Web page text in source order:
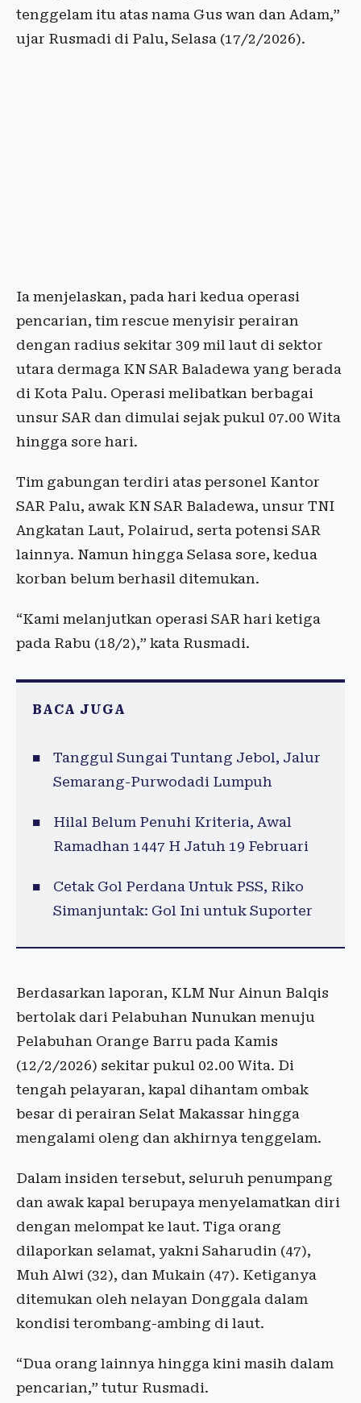
tenggelam itu atas nama Gus wan dan Adam,”
ujar Rusmadi di Palu, Selasa (17/2/2026).
Ia menjelaskan, pada hari kedua operasi
pencarian, tim rescue menyisir perairan
dengan radius sekitar 309 mil laut di sektor
utara dermaga KN SAR Baladewa yang berada
di Kota Palu. Operasi melibatkan berbagai
unsur SAR dan dimulai sejak pukul 07.00 Wita
hingga sore hari.
Tim gabungan terdiri atas personel Kantor
SAR Palu, awak KN SAR Baladewa, unsur TNI
Angkatan Laut, Polairud, serta potensi SAR
lainnya. Namun hingga Selasa sore, kedua
korban belum berhasil ditemukan.
“Kami melanjutkan operasi SAR hari ketiga
pada Rabu (18/2),” kata Rusmadi.
BACA JUGA
Tanggul Sungai Tuntang Jebol, Jalur
Semarang-Purwodadi Lumpuh
Hilal Belum Penuhi Kriteria, Awal
Ramadhan 1447 H Jatuh 19 Februari
Cetak Gol Perdana Untuk PSS, Riko
Simanjuntak: Gol Ini untuk Suporter
Berdasarkan laporan, KLM Nur Ainun Balqis
bertolak dari Pelabuhan Nunukan menuju
Pelabuhan Orange Barru pada Kamis
(12/2/2026) sekitar pukul 02.00 Wita. Di
tengah pelayaran, kapal dihantam ombak
besar di perairan Selat Makassar hingga
mengalami oleng dan akhirnya tenggelam.
Dalam insiden tersebut, seluruh penumpang
dan awak kapal berupaya menyelamatkan diri
dengan melompat ke laut. Tiga orang
dilaporkan selamat, yakni Saharudin (47),
Muh Alwi (32), dan Mukain (47). Ketiganya
ditemukan oleh nelayan Donggala dalam
kondisi terombang-ambing di laut.
“Dua orang lainnya hingga kini masih dalam
pencarian,” tutur Rusmadi.